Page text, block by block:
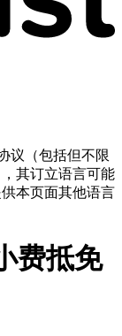
议（包括但不限
其订立语言可能
本页面其他语言
费抵免